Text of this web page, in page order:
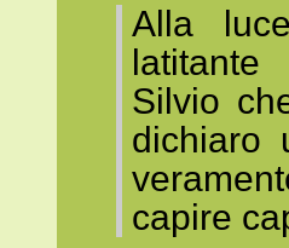
Alla
Silvio
dichiaro
capire